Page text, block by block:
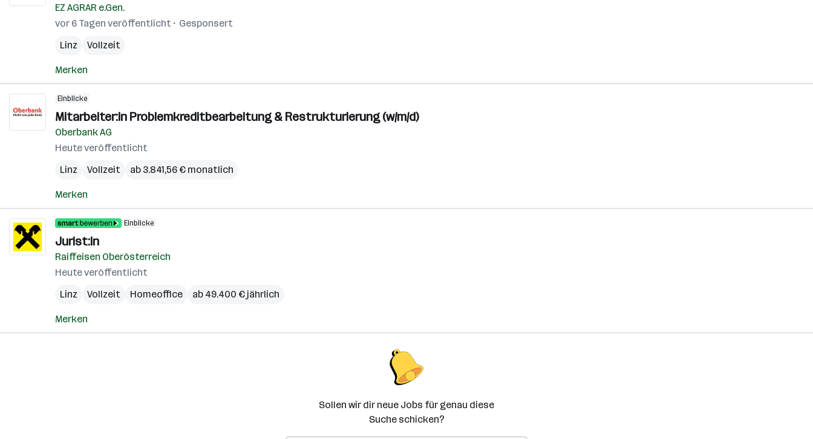
EZ AGRAR e.Gen.
vor 6 Tagen veröffentlicht
Gesponsert
Linz
Vollzeit
Merken
Einblicke
Mitarbeiter:in Problemkreditbearbeitung & Restrukturierung (w/m/d)
Oberbank AG
Heute veröffentlicht
Linz
Vollzeit ab 3.841,56 € monatlich
Merken
Einblicke
Jurist:in
Raiffeisen Oberösterreich
Heute veröffentlicht
Linz
Vollzeit Homeoffice ab 49.400 € jährlich
Merken
Sollen wir dir neue Jobs für genau diese
Suche schicken?